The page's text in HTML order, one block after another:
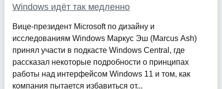
Windows идёт так медленно
Вице-президент Microsoft по дизайну и
исследованиям Windows Маркус Эш (Marcus Ash)
принял участи в подкасте Windows Central, где
рассказал некоторые подробности о принципах
работы над интерфейсом Windows 11 и том, как
компания пытается избавиться от...